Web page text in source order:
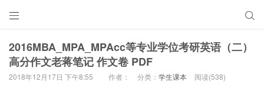
 
2016MBA_MPA_MPAcc等专业学位考研英语（二）
高分作文老蒋笔记 作文卷 PDF
2018年12月17日 下午8:55 作者： 分类： 学生课本 阅读(538)